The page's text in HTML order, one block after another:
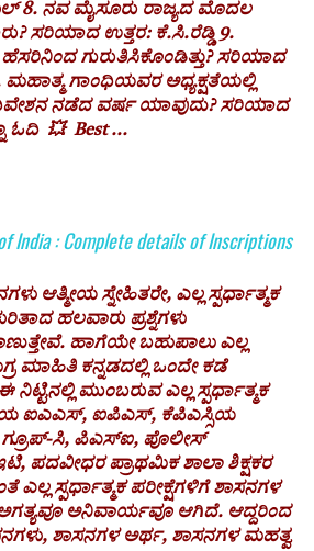
8. ನವ ಮೈಸೂರು ರಾಜ್ಯದ ಮೊದಲ
ಸರಿಯಾದ ಉತ್ತರ: ಕೆ.ಸಿ.ರೆಡ್ಡಿ 9.
ಹೆಸರಿನಿಂದ ಗುರುತಿಸಿಕೊಂಡಿತ್ತು? ಸರಿಯಾದ
ಮಹಾತ್ಮ ಗಾಂಧಿಯವರ ಅಧ್ಯಕ್ಷತೆಯಲ್ಲಿ
ನಡೆದ ವರ್ಷ ಯಾವುದು? ಸರಿಯಾದ
ಓದಿ 💥 Best ...
India : Complete details of Inscriptions
ಆತ್ಮೀಯ ಸ್ನೇಹಿತರೇ, ಎಲ್ಲ ಸ್ಪರ್ಧಾತ್ಮಕ
ಹಲವಾರು ಪ್ರಶ್ನೆಗಳು
ಹಾಗೆಯೇ ಬಹುಪಾಲು ಎಲ್ಲ
ಮಾಹಿತಿ ಕನ್ನಡದಲ್ಲಿ ಒಂದೇ ಕಡೆ
ಮುಂಬರುವ ಎಲ್ಲ ಸ್ಪರ್ಧಾತ್ಮಕ
ಐಎಎಸ್, ಐಪಿಎಸ್, ಕೆಪಿಎಸ್ಸಿಯ
ಗ್ರೂಪ್-ಸಿ, ಪಿಎಸ್ಐ, ಪೊಲೀಸ್
ಪದವೀಧರ ಪ್ರಾಥಮಿಕ ಶಾಲಾ ಶಿಕ್ಷಕರ
ಎಲ್ಲ ಸ್ಪರ್ಧಾತ್ಮಕ ಪರೀಕ್ಷೆಗಳಿಗೆ ಶಾಸನಗಳ
ಅನಿವಾರ್ಯವೂ ಆಗಿದೆ. ಆದ್ದರಿಂದ
ಶಾಸನಗಳ ಅರ್ಥ, ಶಾಸನಗಳ ಮಹತ್ವ